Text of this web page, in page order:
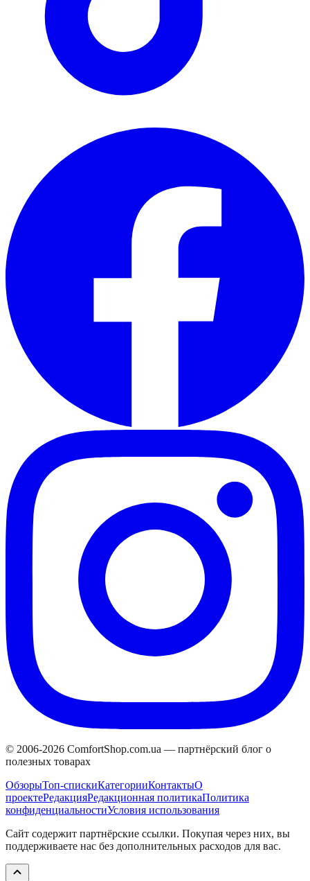
© 2006-2026 ComfortShop.com.ua — партнёрский блог о
полезных товарах
ОбзорыТоп-спискиКатегорииКонтактыО
проектеРедакцияРедакционная политикаПолитика
конфиденциальностиУсловия использования
Сайт содержит партнёрские ссылки. Покупая через них, вы
поддерживаете нас без дополнительных расходов для вас.